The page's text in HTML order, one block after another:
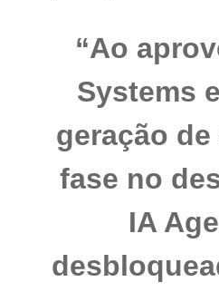
“Ao
Systems
geração
fase no
IA